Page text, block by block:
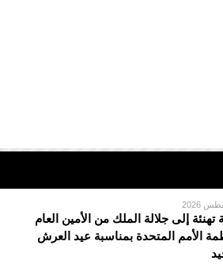
تهنئة إلى جلالة الملك من الأمين العام
الأمم المتحدة بمناسبة عيد العرش